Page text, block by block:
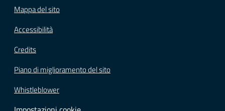
Mappa del sito
Accessibilità
Credits
Piano di miglioramento del sito
Whistleblower